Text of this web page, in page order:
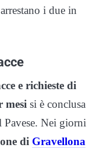
i due in
e richieste di
mesi si è conclusa
Pavese. Nei giorni
di Gravellona